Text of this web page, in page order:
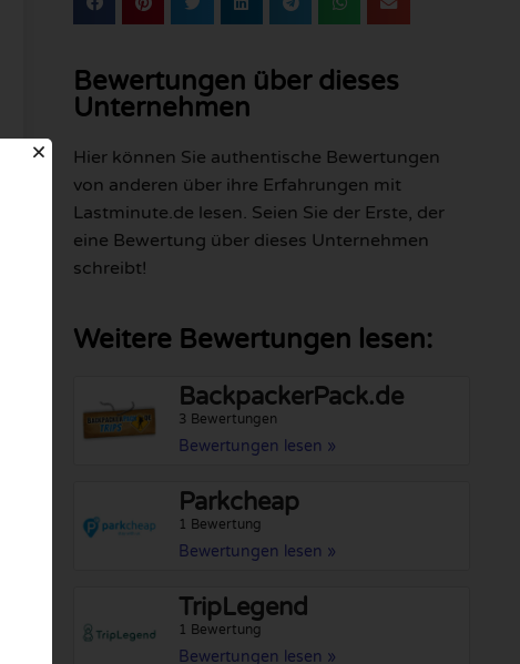
Bewertungen über dieses
Unternehmen
Hier können Sie authentische Bewertungen
von anderen über ihre Erfahrungen mit
Lastminute.de lesen. Seien Sie der Erste, der
eine Bewertung über dieses Unternehmen
schreibt!
Weitere Bewertungen lesen:
BackpackerPack.de
3 Bewertungen
Bewertungen lesen »
Parkcheap
1 Bewertung
Bewertungen lesen »
TripLegend
1 Bewertung
Bewertungen lesen »